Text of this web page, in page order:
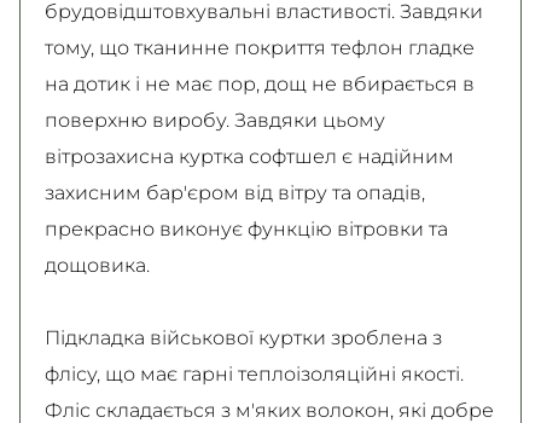
брудовідштовхувальні властивості. Завдяки
тому, що тканинне покриття тефлон гладке
на дотик і не має пор, дощ не вбирається в
поверхню виробу. Завдяки цьому
вітрозахисна куртка софтшел є надійним
захисним бар'єром від вітру та опадів,
прекрасно виконує функцію вітровки та
дощовика.
Підкладка військової куртки зроблена з
флісу, що має гарні теплоізоляційні якості.
Фліс складається з м'яких волокон, які добре